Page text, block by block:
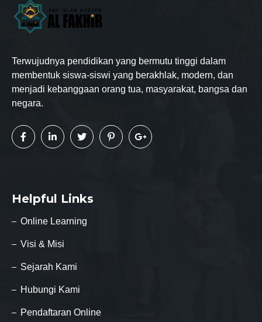
Terwujudnya pendidikan yang bermutu tinggi dalam
membentuk siswa-siswi yang berakhlak, modern, dan
menjadi kebanggaan orang tua, masyarakat, bangsa dan
negara.
Helpful Links
Online Learning
Visi & Misi
Sejarah Kami
Hubungi Kami
Pendaftaran Online